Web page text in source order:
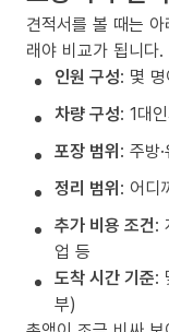
견적서를 볼 때는
래야 비교가 됩니다.
인원 구성: 몇
차량 구성: 1대
포장 범위: 주방
정리 범위: 어디
추가 비용 조건:
업 등
도착 시간 기준:
부)